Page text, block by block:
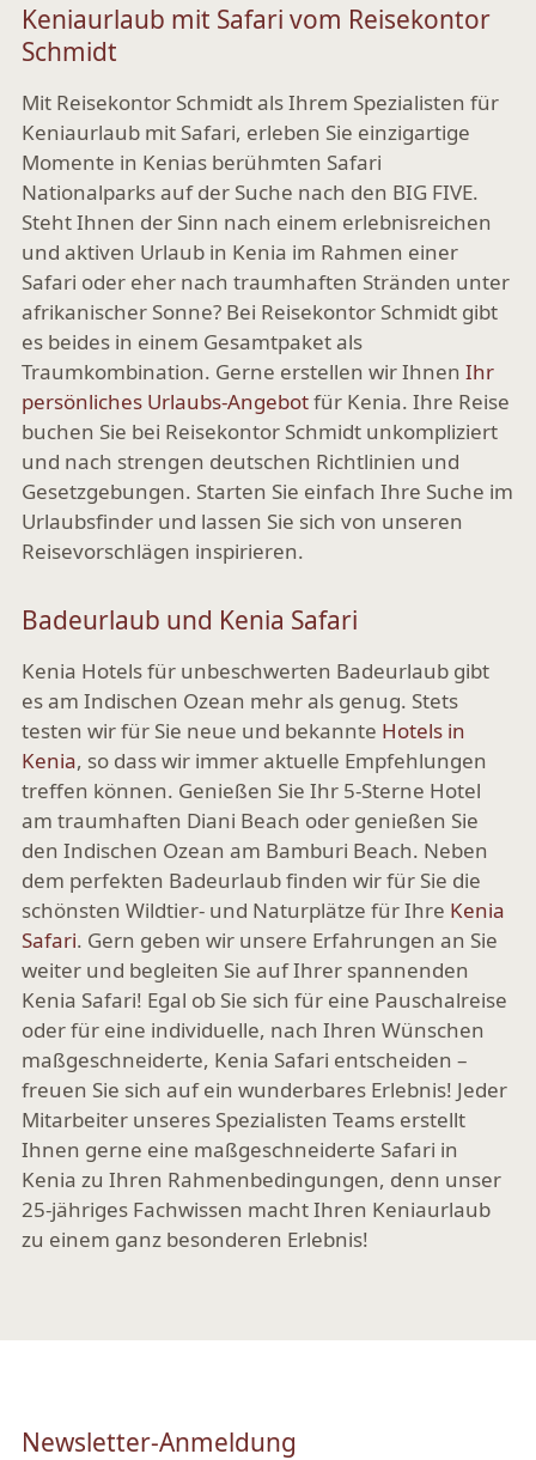
Keniaurlaub mit Safari vom Reisekontor
Schmidt
Mit Reisekontor Schmidt als Ihrem Spezialisten für
Keniaurlaub mit Safari, erleben Sie einzigartige
Momente in Kenias berühmten Safari
Nationalparks auf der Suche nach den BIG FIVE.
Steht Ihnen der Sinn nach einem erlebnisreichen
und aktiven Urlaub in Kenia im Rahmen einer
Safari oder eher nach traumhaften Stränden unter
afrikanischer Sonne? Bei Reisekontor Schmidt gibt
es beides in einem Gesamtpaket als
Traumkombination. Gerne erstellen wir Ihnen Ihr
persönliches Urlaubs-Angebotfür Kenia. Ihre Reise
buchen Sie bei Reisekontor Schmidt unkompliziert
und nach strengen deutschen Richtlinien und
Gesetzgebungen. Starten Sie einfach Ihre Suche im
Urlaubsfinder und lassen Sie sich von unseren
Reisevorschlägen inspirieren.
Badeurlaub und Kenia Safari
Kenia Hotels für unbeschwerten Badeurlaub gibt
es am Indischen Ozean mehr als genug. Stets
testen wir für Sie neue und bekannte Hotels in
Kenia, so dass wir immer aktuelle Empfehlungen
treffen können. Genießen Sie Ihr 5-Sterne Hotel
am traumhaften Diani Beach oder genießen Sie
den Indischen Ozean am Bamburi Beach. Neben
dem perfekten Badeurlaub finden wir für Sie die
schönsten Wildtier- und Naturplätze für Ihre Kenia
Safari. Gern geben wir unsere Erfahrungen an Sie
weiter und begleiten Sie auf Ihrer spannenden
Kenia Safari! Egal ob Sie sich für eine Pauschalreise
oder für eine individuelle, nach Ihren Wünschen
maßgeschneiderte, Kenia Safari entscheiden –
freuen Sie sich auf ein wunderbares Erlebnis! Jeder
Mitarbeiter unseres Spezialisten Teams erstellt
Ihnen gerne eine maßgeschneiderte Safari in
Kenia zu Ihren Rahmenbedingungen, denn unser
25-jähriges Fachwissen macht Ihren Keniaurlaub
zu einem ganz besonderen Erlebnis!
Newsletter-Anmeldung